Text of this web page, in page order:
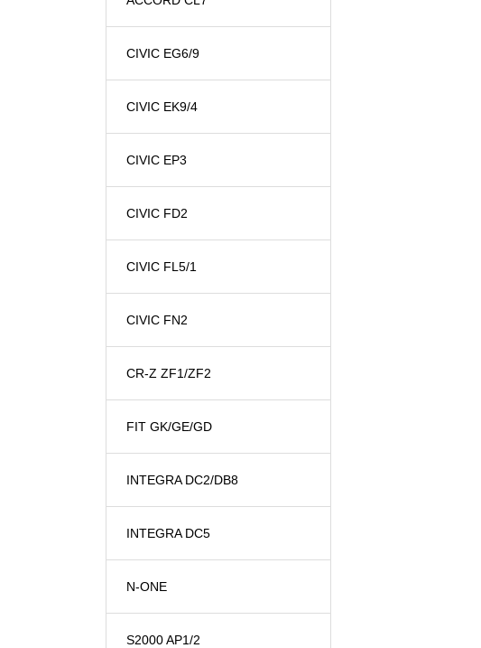
CIVIC EG6/9
CIVIC EK9/4
CIVIC EP3
CIVIC FD2
CIVIC FL5/1
CIVIC FN2
CR-Z ZF1/ZF2
FIT GK/GE/GD
INTEGRA DC2/DB8
INTEGRA DC5
N-ONE
S2000 AP1/2